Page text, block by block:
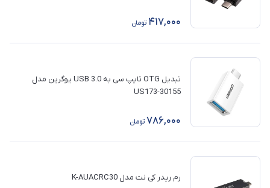
417,000 تومان
تبدیل OTG تایپ سی به USB 3.0 یوگرین مدل
US173-30155
786,000 تومان
رم ریدر کی نت مدل K-AUACRC30